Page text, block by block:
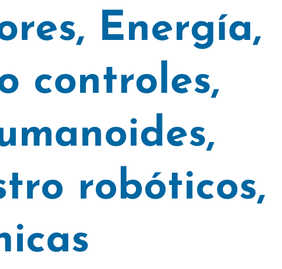
, Energía,
controles,
,
robóticos,